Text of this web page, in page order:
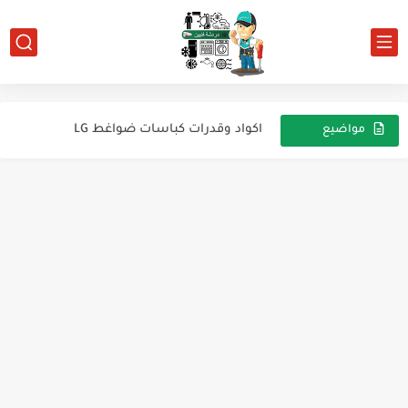
مواضيع اكواد وقدرات كباسات ضواغط LG